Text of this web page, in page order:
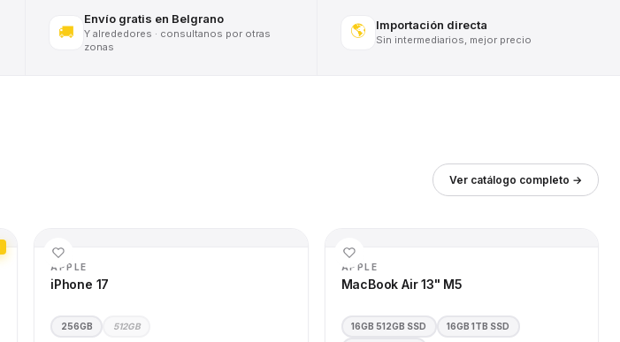
🚚
Envío gratis en Belgrano
Y alrededores · consultanos por otras
zonas
🌎 Importación directa
Sin intermediarios, mejor precio
Ver catálogo completo →
APPLE
iPhone 17
256GB 512GB
APPLE
MacBook Air 13" M5
16GB 512GB SSD 16GB 1TB SSD